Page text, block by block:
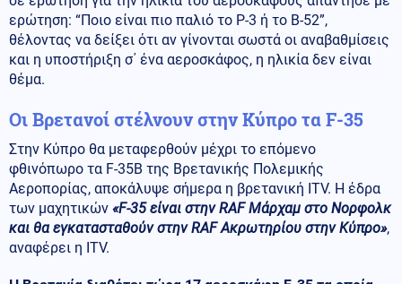
ερώτηση: “Ποιο είναι πιο παλιό το P-3 ή το B-52”,
θέλοντας να δείξει ότι αν γίνονται σωστά οι αναβαθμίσεις
και η υποστήριξη σ΄ ένα αεροσκάφος, η ηλικία δεν είναι
θέμα.
Οι Βρετανοί στέλνουν στην Κύπρο τα F-35
Στην Κύπρο θα μεταφερθούν μέχρι το επόμενο
φθινόπωρο τα F-35B της Βρετανικής Πολεμικής
Αεροπορίας, αποκάλυψε σήμερα η βρετανική ITV. Η έδρα
των μαχητικών «F-35 είναι στην RAF Μάρχαμ στο Νορφολκ
και θα εγκατασταθούν στην RAF Ακρωτηρίου στην Κύπρο»,
αναφέρει η ITV.